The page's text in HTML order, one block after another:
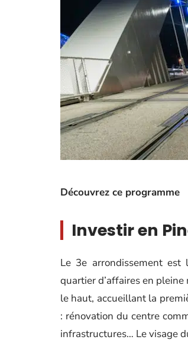
Découvrez ce programme
Investir en
Le 3e arrondissement est
quartier d’affaires en
le haut, accueillant la
: rénovation du centre
infrastructures… Le visage